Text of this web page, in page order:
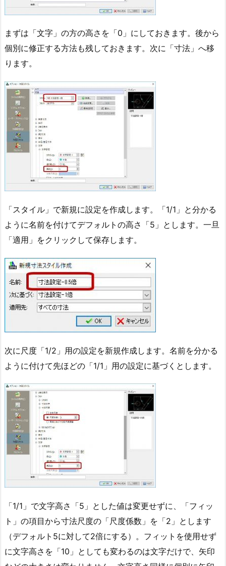
まずは「文字」の方の高さを「0」にしておきます。後から
個別に修正する方法も残しておきます。次に「寸法」へ移
ります。
「スタイル」で新規に設定を作成します。「1/1」と分かる
ように名前を付けてデフォルトの高さ「5」とします。一旦
「適用」をクリックして保存します。
次に尺度「1/2」用の設定を新規作成します。名前を分かる
ように付けて先ほどの「1/1」用の設定に基づくとします。
「1/1」で文字高さ「5」とした値は変更せずに、「フィッ
ト」の項目から寸法尺度の「尺度係数」を「2」とします
（デフォルト5に対して2倍にする）。フィットを使用せず
に文字高さを「10」としても変わるのは文字だけで、矢印